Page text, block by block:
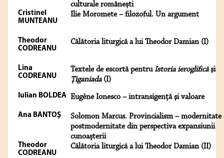
culturale românești
Cristinel
MUNTEANU
Ilie Moromete – filozoful. Un argument
Theodor
CODREANU
Călătoria liturgică a lui Theodor Damian (I)
Lina
CODREANU
Textele de escortă pentruIstoria ieroglificăşi
Ţiganiada(I)
Iulian BOLDEA Eugène Ionesco – intransigenţă şi valoare
Ana BANTOŞ
Solomon Marcus. Provincialism – modernitate
postmodernitate din perspectiva expansiunii
cunoașterii
Theodor
CODREANU
Călătoria liturgică a lui Theodor Damian (II)